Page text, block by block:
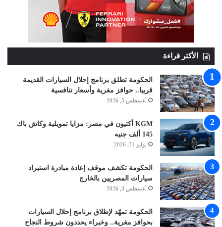
الأكثر قراءة
الحكومة تطلق برنامج إحلال السيارات القديمة
قريبا.. حوافز مغرية وأسعار تنافسية
أغسطس 5, 2026
KGM أكتيون في مصر: مزايا تمويلية وكاش باك
145 ألف جنيه
يوليو 31, 2026
الحكومة تكشف موقف إعادة مبادرة استيراد
سيارات المصريين بالخارج
أغسطس 3, 2026
الحكومة تمهّد لإطلاق برنامج إحلال السيارات
بحوافز مغرية.. وخبراء يحددون شروط النجاح